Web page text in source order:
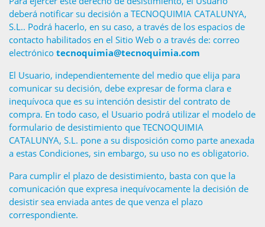
deberá notificar su decisión a TECNOQUIMIA CATALUNYA,
S.L.. Podrá hacerlo, en su caso, a través de los espacios de
contacto habilitados en el Sitio Web o a través de: correo
electrónico tecnoquimia@tecnoquimia.com
El Usuario, independientemente del medio que elija para
comunicar su decisión, debe expresar de forma clara e
inequívoca que es su intención desistir del contrato de
compra. En todo caso, el Usuario podrá utilizar el modelo de
formulario de desistimiento que TECNOQUIMIA
CATALUNYA, S.L. pone a su disposición como parte anexada
a estas Condiciones, sin embargo, su uso no es obligatorio.
Para cumplir el plazo de desistimiento, basta con que la
comunicación que expresa inequívocamente la decisión de
desistir sea enviada antes de que venza el plazo
correspondiente.